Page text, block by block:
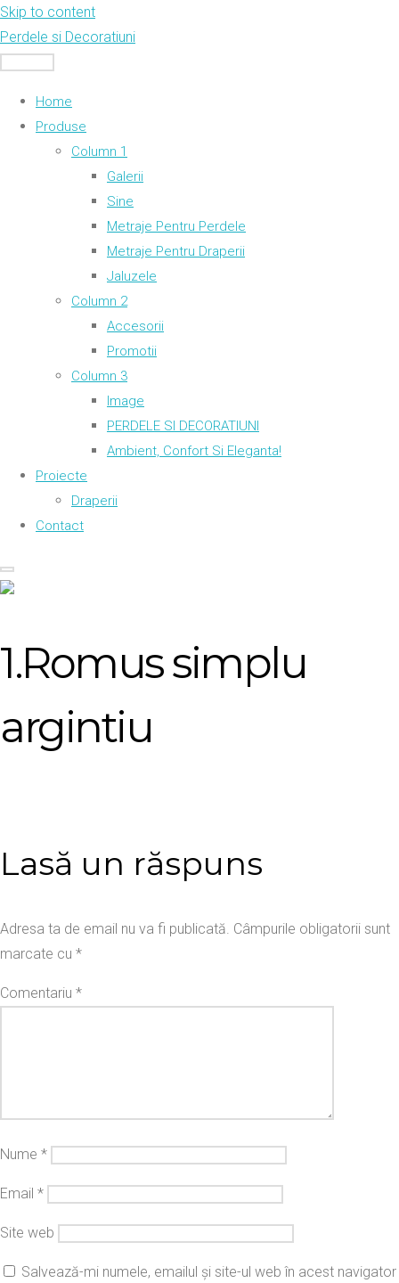
Skip to content
Perdele si Decoratiuni
Home
Produse
Column 1
Galerii
Sine
Metraje Pentru Perdele
Metraje Pentru Draperii
Jaluzele
Column 2
Accesorii
Promotii
Column 3
Image
PERDELE SI DECORATIUNI
Ambient, Confort Si Eleganta!
Proiecte
Draperii
Contact
1.Romus simplu
argintiu
Lasă un răspuns
Adresa ta de email nu va fi publicată. Câmpurile obligatorii sunt
marcate cu *
Comentariu *
Nume *
Email *
Site web
Salvează-mi numele, emailul și site-ul web în acest navigator